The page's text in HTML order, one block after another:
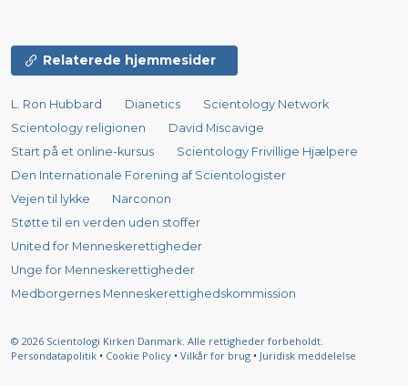
Relaterede hjemmesider
L. Ron Hubbard Dianetics
Scientology Network
Scientology religionen
David Miscavige
Start på et online-kursus
Scientology Frivillige Hjælpere
Den Internationale Forening af Scientologister
Vejen til lykke
Narconon
Støtte til en verden uden stoffer
United for Menneskerettigheder
Unge for Menneskerettigheder
Medborgernes Menneskerettigheds­kommission
© 2026 Scientologi Kirken Danmark. Alle rettigheder forbeholdt.
Persondatapolitik • Cookie Policy • Vilkår for brug • Juridisk meddelelse